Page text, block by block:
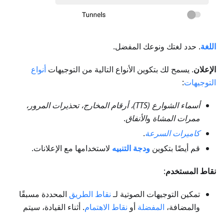
اللغة. حدد لغتك ونوعك المفضل.
الإعلان. يسمح لك بتكوين الأنواع التالية من التوجيهات أنواع
التوجيهات:
أسماء الشوارع (TTS)، أرقام المخارج، تحذيرات المرور،
ممرات المشاة والأنفاق.
كاميرات السرعة.
قم أيضًا بتكوين ودجة التنبيه لاستخدامها مع الإعلانات.
نقاط المستخدم:
تمكين التوجيهات الصوتية لـنقاط الطريق المحددة مسبقًا
والمضافة، المفضلة أو نقاط الاهتمام. أثناء القيادة، سيتم